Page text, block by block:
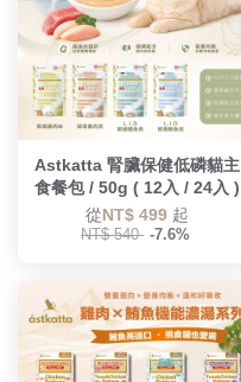
Astkatta 腎臟保健低磷貓主
食餐包 / 50g ( 12入 / 24入 )
從NT$ 499 起
NT$ 540 -7.6%